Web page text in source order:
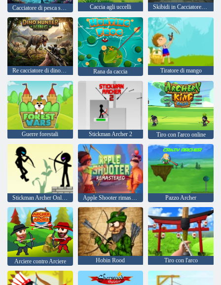
Caccia agli uccelli Skibidi in Cacciatore dietro le quinte
Re cacciatore di dinosauri Rana da caccia Tiratore di mango
Guerre forestali Stickman Archer 2 Tiro con l'arco online
Stickman Archer Online 4 Apple Shooter rimasterizzato Pazzo Archer
Arciere contro Arciere Hobin Rood Tiro con l'arco